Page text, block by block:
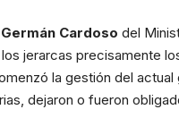
Germán Cardoso del
jerarcas precisamente
la gestión del actual
dejaron o fueron